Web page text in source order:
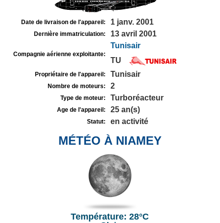
Date de livraison de l'appareil: 1 janv. 2001
Dernière immatriculation: 13 avril 2001
Compagnie aérienne exploitante:
Tunisair
TU
Propriétaire de l'appareil: Tunisair
Nombre de moteurs: 2
Type de moteur: Turboréacteur
Age de l'appareil: 25 an(s)
Statut: en activité
MÉTÉO À NIAMEY
Température: 28°C